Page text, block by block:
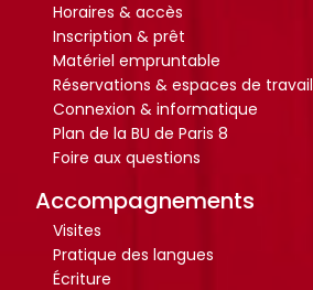
Horaires & accès
Inscription & prêt
Matériel empruntable
Réservations & espaces de travail
Connexion & informatique
Plan de la BU de Paris 8
Foire aux questions
Accompagnements
Visites
Pratique des langues
Écriture